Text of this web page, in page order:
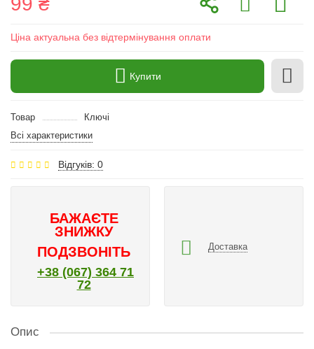
Ціна актуальна без відтермінування оплати
Купити
Товар
Ключі
Всі характеристики
Відгуків: 0
БАЖАЄТЕ
ЗНИЖКУ
ПОДЗВОНІТЬ
+38 (067) 364 71
72
Доставка
Опис